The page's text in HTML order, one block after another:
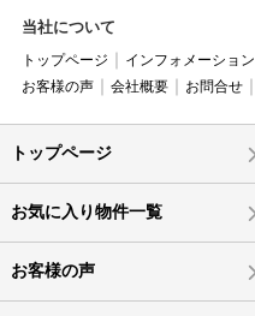
当社について
トップページ インフォメーション
お客様の声
会社概要 お問合せ
トップページ
お気に入り物件一覧
お客様の声